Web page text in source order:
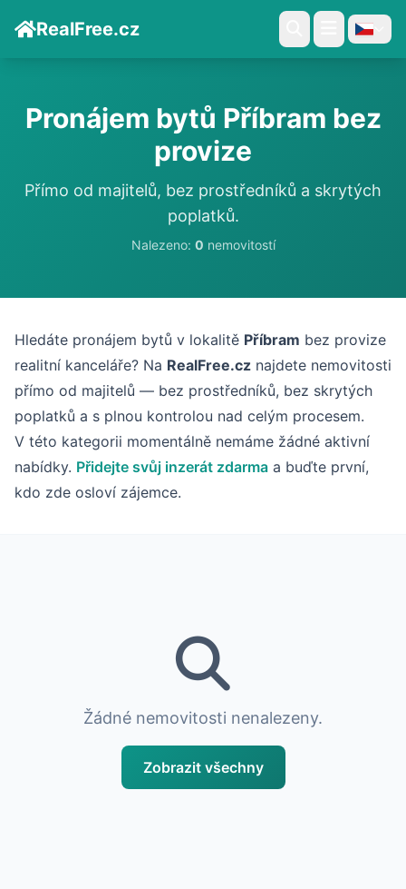
RealFree.cz
Pronájem bytů Příbram bez
provize
Přímo od majitelů, bez prostředníků a skrytých
poplatků.
Nalezeno: 0 nemovitostí
Hledáte pronájem bytů v lokalitě Příbram bez provize
realitní kanceláře? Na RealFree.cz najdete nemovitosti
přímo od majitelů — bez prostředníků, bez skrytých
poplatků a s plnou kontrolou nad celým procesem.
V této kategorii momentálně nemáme žádné aktivní
nabídky. Přidejte svůj inzerát zdarma a buďte první,
kdo zde osloví zájemce.
Žádné nemovitosti nenalezeny.
Zobrazit všechny